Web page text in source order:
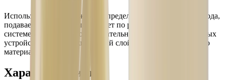
Используется в дренажно-распределительных системах. Вода,
подаваемая для промывки, идет по распределительной
системе и проходит последовательно отверстия в дренажных
устройствах, поддерживающий слой и слой фильтрующего
материала.
Характеристики